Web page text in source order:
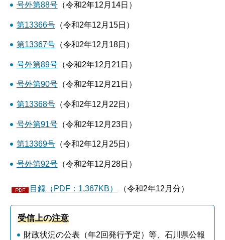
号外第88号（令和2年12月14日）
第13366号（令和2年12月15日）
第13367号（令和2年12月18日）
号外第89号（令和2年12月21日）
号外第90号（令和2年12月21日）
第13368号（令和2年12月22日）
号外第91号（令和2年12月23日）
第13369号（令和2年12月25日）
号外第92号（令和2年12月28日）
目録（PDF：1,367KB） （令和2年12月分）
受信上の注意
財政状況の公表（年2回発行予定）等、石川県公報